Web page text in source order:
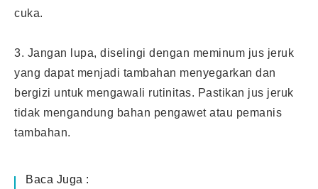
cuka.
3. Jangan lupa, diselingi dengan meminum jus jeruk
yang dapat menjadi tambahan menyegarkan dan
bergizi untuk mengawali rutinitas. Pastikan jus jeruk
tidak mengandung bahan pengawet atau pemanis
tambahan.
Baca Juga :